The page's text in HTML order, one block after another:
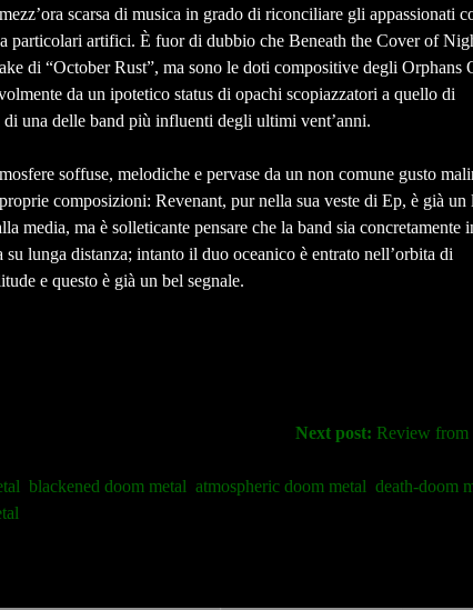
scarsa di musica in grado di riconciliare gli appassionati
particolari artifici. È fuor di dubbio che Beneath the Cover of
di “October Rust”, ma sono le doti compositive degli Orphans
da un ipotetico status di opachi scopiazzatori a quello di
una delle band più influenti degli ultimi vent’anni.
soffuse, melodiche e pervase da un non comune gusto
composizioni: Revenant, pur nella sua veste di Ep, è già un
media, ma è solleticante pensare che la band sia concretamente
lunga distanza; intanto il duo oceanico è entrato nell’orbita di
e questo è già un bel segnale.
Next post: Review from
blackened doom metal atmospheric doom metal death-doom